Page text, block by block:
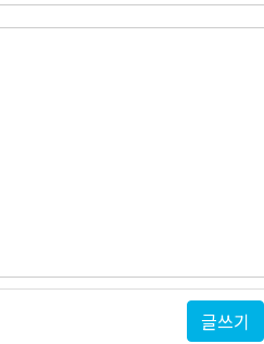
글쓰기